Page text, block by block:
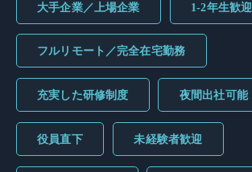
大手企業／上場企業 1-2年生歓迎
フルリモート／完全在宅勤務
充実した研修制度 夜間出社可能
役員直下 未経験者歓迎